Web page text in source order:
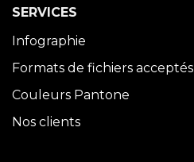
SERVICES
Infographie
Formats de fichiers acceptés
Couleurs Pantone
Nos clients